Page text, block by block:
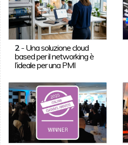
2- Una soluzione cloud
based per il networking è
l’ideale per una PMI